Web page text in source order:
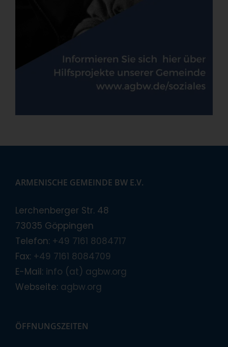
ARMENISCHE GEMEINDE BW E.V.
Lerchenberger Str. 48
73035 Göppingen
Telefon: +49 7161 8084717
Fax: +49 7161 8084709
E-Mail: info (at) agbw.org
Webseite: agbw.org
ÖFFNUNGSZEITEN